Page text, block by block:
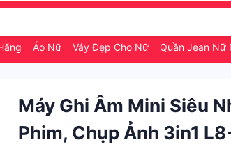
Áo Nữ Váy Đẹp Cho Nữ Quần Jean Nữ
Máy Ghi Âm Mini Siêu
Phim, Chụp Ảnh 3in1